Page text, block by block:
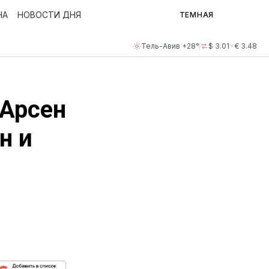
Тель-Авив +28° $ 3.01 · € 3.48
НОВОСТИ ДНЯ ТЕМНАЯ
и